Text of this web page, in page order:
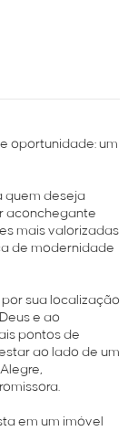
oportunidade: um
quem deseja
aconchegante
mais valorizadas
de modernidade
sua localização
e ao
pontos de
ao lado de um
em um imóvel